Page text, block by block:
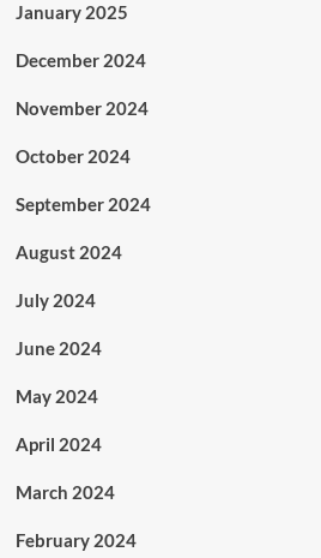
January 2025
December 2024
November 2024
October 2024
September 2024
August 2024
July 2024
June 2024
May 2024
April 2024
March 2024
February 2024